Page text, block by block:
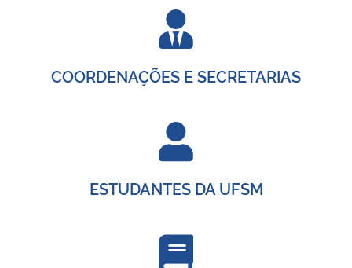
COORDENAÇÕES E SECRETARIAS
ESTUDANTES DA UFSM